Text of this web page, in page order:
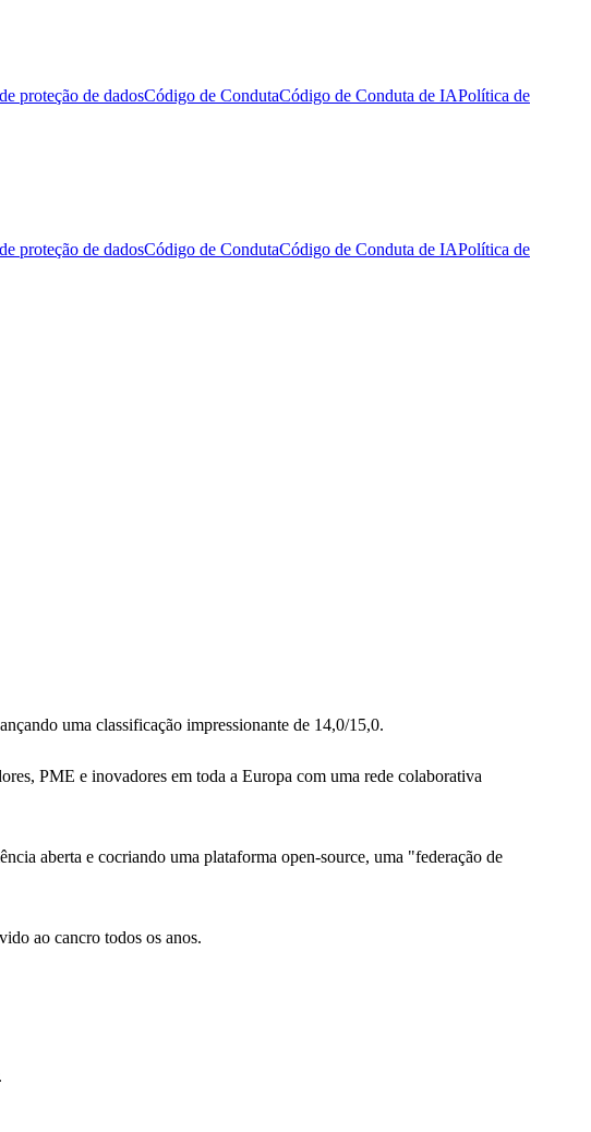
proteção de dadosCódigo de CondutaCódigo de Conduta de IAPolítica de
proteção de dadosCódigo de CondutaCódigo de Conduta de IAPolítica de
uma classificação impressionante de 14,0/15,0.
PME e inovadores em toda a Europa com uma rede colaborativa
aberta e cocriando uma plataforma open-source, uma "federação de
ao cancro todos os anos.